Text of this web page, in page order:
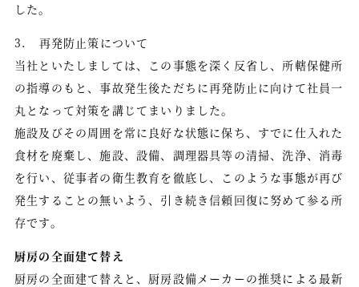
Twitter
English
繁體中文
简体中文
した。
3. 再発防止策について
当社といたしましては、この事態を深く反省し、所轄保健所
の指導のもと、事故発生後ただちに再発防止に向けて社員一
丸となって対策を講じてまいりました。
施設及びその周囲を常に良好な状態に保ち、すでに仕入れた
食材を廃棄し、施設、設備、調理器具等の清掃、洗浄、消毒
を行い、従事者の衛生教育を徹底し、このような事態が再び
発生することの無いよう、引き続き信頼回復に努めて参る所
存です。
厨房の全面建て替え
厨房の全面建て替えと、厨房設備メーカーの推奨による最新